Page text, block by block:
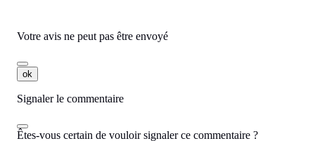
Votre avis ne peut pas être envoyé
ok
Signaler le commentaire
Êtes-vous certain de vouloir signaler ce commentaire ?